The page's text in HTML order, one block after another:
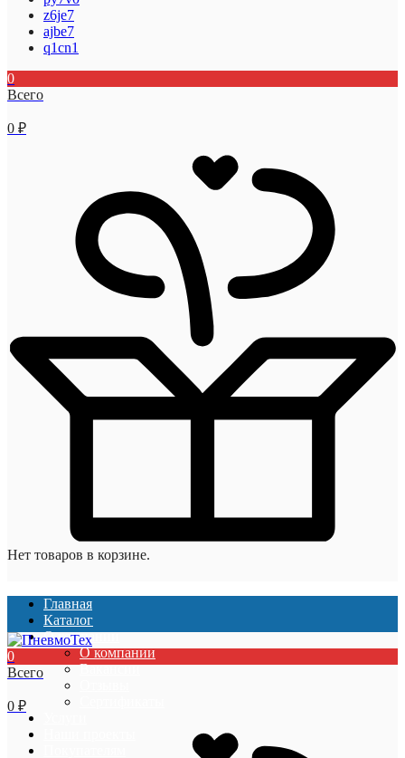
z6je7
ajbe7
q1cn1
0
Всего
0 ₽
Нет товаров в корзине.
Главная
Каталог
О компании
О компании
Вакансии
0
Всего
0 ₽